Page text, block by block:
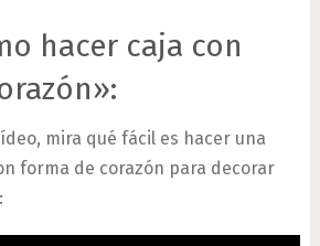
hacer caja con
mira qué fácil es hacer una
forma de corazón para decorar